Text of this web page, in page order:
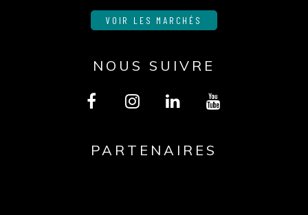
VOIR LES MARCHÉS
NOUS SUIVRE
vers vers vers vers
PARTENAIRES